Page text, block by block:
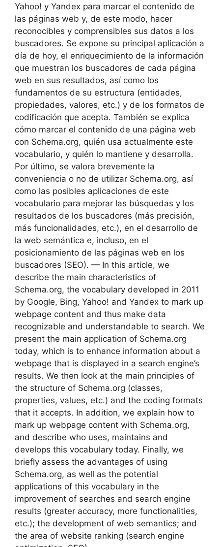
Yahoo! y Yandex para marcar el contenido de
las páginas web y, de este modo, hacer
reconocibles y comprensibles sus datos a los
buscadores. Se expone su principal aplicación a
día de hoy, el enriquecimiento de la información
que muestran los buscadores de cada página
web en sus resultados, así como los
fundamentos de su estructura (entidades,
propiedades, valores, etc.) y de los formatos de
codificación que acepta. También se explica
cómo marcar el contenido de una página web
con Schema.org, quién usa actualmente este
vocabulario, y quién lo mantiene y desarrolla.
Por último, se valora brevemente la
conveniencia o no de utilizar Schema.org, así
como las posibles aplicaciones de este
vocabulario para mejorar las búsquedas y los
resultados de los buscadores (más precisión,
más funcionalidades, etc.), en el desarrollo de
la web semántica e, incluso, en el
posicionamiento de las páginas web en los
buscadores (SEO). — In this article, we
describe the main characteristics of
Schema.org, the vocabulary developed in 2011
by Google, Bing, Yahoo! and Yandex to mark up
webpage content and thus make data
recognizable and understandable to search. We
present the main application of Schema.org
today, which is to enhance information about a
webpage that is displayed in a search engine’s
results. We then look at the main principles of
the structure of Schema.org (classes,
properties, values, etc.) and the coding formats
that it accepts. In addition, we explain how to
mark up webpage content with Schema.org,
and describe who uses, maintains and
develops this vocabulary today. Finally, we
briefly assess the advantages of using
Schema.org, as well as the potential
applications of this vocabulary in the
improvement of searches and search engine
results (greater accuracy, more functionalities,
etc.); the development of web semantics; and
the area of website ranking (search engine